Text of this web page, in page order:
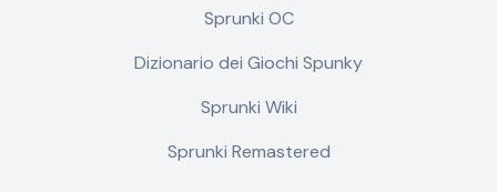
Sprunki OC
Dizionario dei Giochi Spunky
Sprunki Wiki
Sprunki Remastered